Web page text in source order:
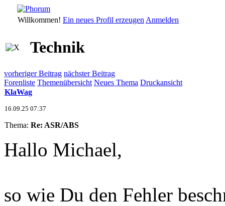
Willkommen! Ein neues Profil erzeugen Anmelden
Technik
vorheriger Beitrag nächster Beitrag
Forenliste Themenübersicht Neues Thema Druckansicht
KlaWag
16.09.25 07:37
Thema: Re: ASR/ABS
Hallo Michael,
so wie Du den Fehler